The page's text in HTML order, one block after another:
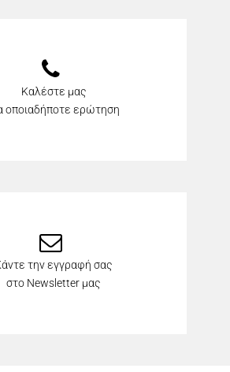
Καλέστε μας
οποιαδήποτε ερώτηση
την εγγραφή σας
στο Newsletter μας